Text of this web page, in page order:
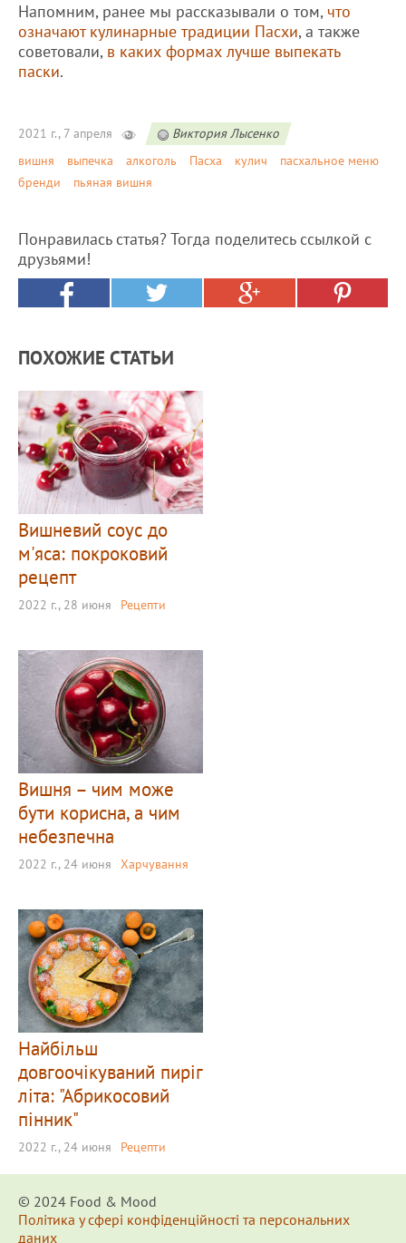
Напомним, ранее мы рассказывали о том, что
означают кулинарные традиции Пасхи, а также
советовали, в каких формах лучше выпекать
паски.
2021 г., 7 апреля
Виктория Лысенко
вишня
выпечка алкоголь Пасха кулич
пасхальное меню
бренди
пьяная вишня
Понравилась статья? Тогда поделитесь ссылкой с
друзьями!
ПОХОЖИЕ СТАТЬИ
Вишневий соус до
м'яса: покроковий
рецепт
2022 г., 28 июня Рецепти
Вишня – чим може
бути корисна, а чим
небезпечна
2022 г., 24 июня Харчування
Найбільш
довгоочікуваний пиріг
літа: "Абрикосовий
пінник"
2022 г., 24 июня Рецепти
© 2024 Food & Мood
Політика у сфері конфіденційності та персональних
даних